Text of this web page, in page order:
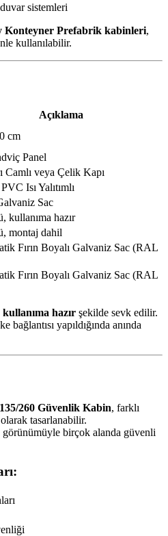
duvar sistemleri
Konteyner Prefabrik kabinleri,
kullanılabilir.
Açıklama
cm
Panel
Camlı veya Çelik Kapı
Isı Yalıtımlı
Sac
kullanıma hazır
montaj dahil
Fırın Boyalı Galvaniz Sac (RAL
Fırın Boyalı Galvaniz Sac (RAL
kullanıma hazır şekilde sevk edilir.
yapıldığında anında
260 Güvenlik Kabin, farklı
tasarlanabilir.
görünümüyle birçok alanda güvenli